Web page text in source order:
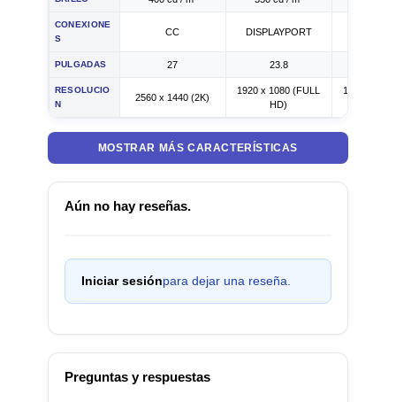
CONEXIONE
S
CC DISPLAYPORT
PULGADAS 27 23.8
RESOLUCIO
N
2560 x 1440 (2K)
1920 x 1080 (FULL
HD)
1920 x
MOSTRAR MÁS CARACTERÍSTICAS
Aún no hay reseñas.
Iniciar sesiónpara dejar una reseña.
Preguntas y respuestas